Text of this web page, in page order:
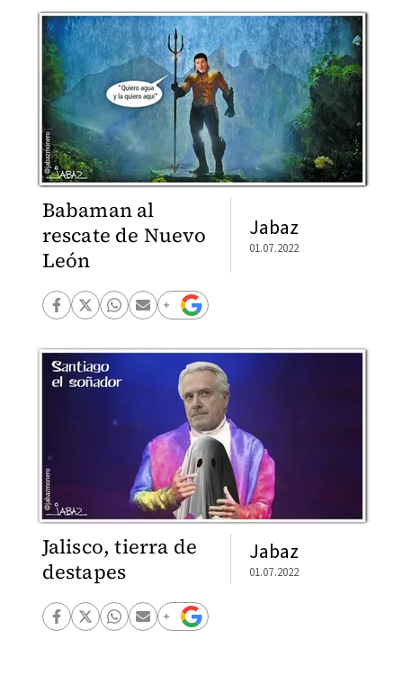
Babaman al
rescate de Nuevo
León
Jabaz
01.07.2022
Jalisco, tierra de
destapes
Jabaz
01.07.2022